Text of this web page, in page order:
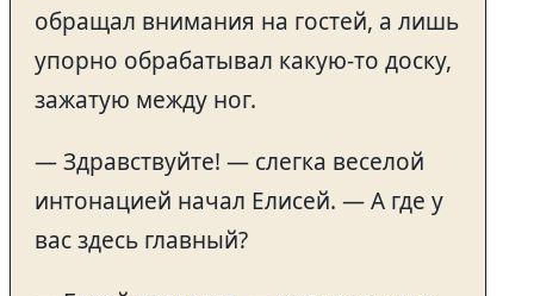
обращал внимания на гостей, а лишь
упорно обрабатывал какую-то доску,
зажатую между ног.
— Здравствуйте! — слегка веселой
интонацией начал Елисей. — А где у
вас здесь главный?